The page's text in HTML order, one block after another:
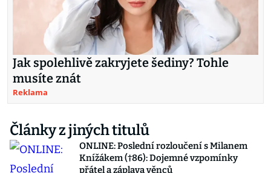
Jak spolehlivě zakryjete šediny? Tohle
musíte znát
Reklama
Články z jiných titulů
ONLINE: Poslední rozloučení s Milanem
Knížákem (†86): Dojemné vzpomínky
přátel a záplava věnců